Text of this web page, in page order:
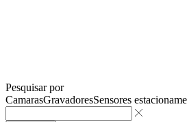
Pesquisar por
CamarasGravadoresSensores